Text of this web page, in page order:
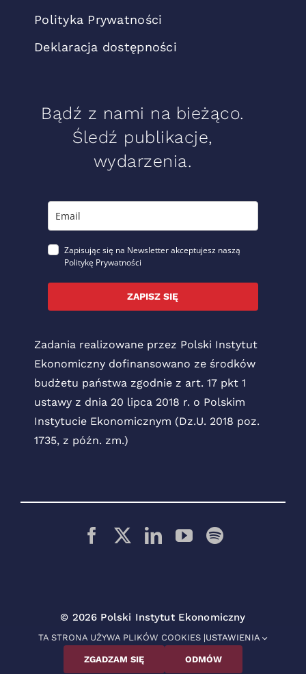
Polityka Prywatności
Deklaracja dostępności
Bądź z nami na bieżąco.
Śledź publikacje,
wydarzenia.
Zapisując się na Newsletter akceptujesz naszą
Politykę Prywatności
ZAPISZ SIĘ
Zadania realizowane przez Polski Instytut
Ekonomiczny dofinansowano ze środków
budżetu państwa zgodnie z art. 17 pkt 1
ustawy z dnia 20 lipca 2018 r. o Polskim
Instytucie Ekonomicznym (Dz.U. 2018 poz.
1735, z późn. zm.)
© 2026 Polski Instytut Ekonomiczny
TA STRONA UŻYWA PLIKÓW COOKIES |USTAWIENIA
ZGADZAM SIĘ ODMÓW